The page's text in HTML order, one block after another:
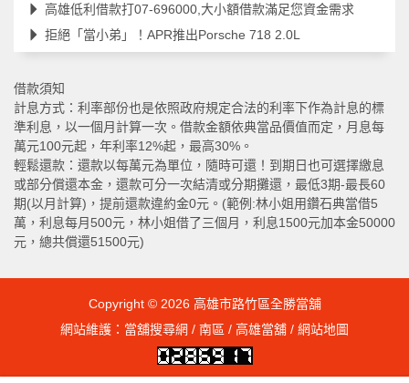
高雄低利借款打07-696000,大小額借款滿足您資金需求
拒絕「當小弟」！APR推出Porsche 718 2.0L
借款須知
計息方式：利率部份也是依照政府規定合法的利率下作為計息的標
準利息，以一個月計算一次。借款金額依典當品價值而定，月息每
萬元100元起，年利率12%起，最高30%。
輕鬆還款：還款以每萬元為單位，隨時可還！到期日也可選擇繳息
或部分償還本金，還款可分一次結清或分期攤還，最低3期-最長60
期(以月計算)，提前還款違約金0元。(範例:林小姐用鑽石典當借5
萬，利息每月500元，林小姐借了三個月，利息1500元加本金50000
元，總共償還51500元)
Copyright © 2026 高雄市路竹區全勝當舖
網站維護： 當舖搜尋網 / 南區 / 高雄當舖 / 網站地圖